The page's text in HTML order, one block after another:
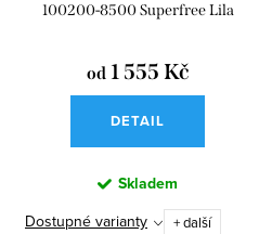
100200-8500 Superfree Lila
od1 555 Kč
DETAIL
Skladem
Dostupné varianty + další